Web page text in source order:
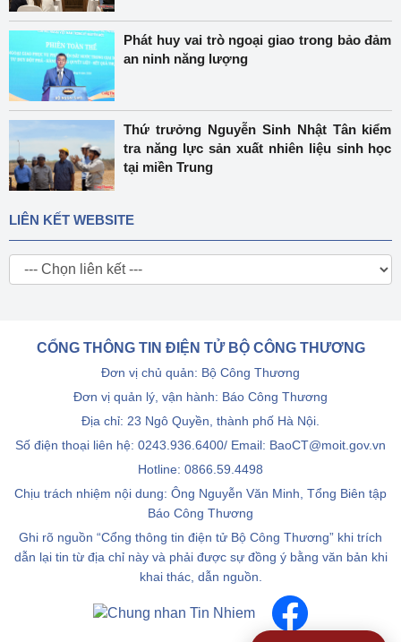
Phát huy vai trò ngoại giao trong bảo đảm
an ninh năng lượng
Thứ trưởng Nguyễn Sinh Nhật Tân kiểm
tra năng lực sản xuất nhiên liệu sinh học
tại miền Trung
LIÊN KẾT WEBSITE
CỔNG THÔNG TIN ĐIỆN TỬ BỘ CÔNG THƯƠNG
Đơn vị chủ quản: Bộ Công Thương
Đơn vị quản lý, vận hành: Báo Công Thương
Địa chỉ: 23 Ngô Quyền, thành phố Hà Nội.
Số điện thoại liên hệ: 0243.936.6400/ Email: BaoCT@moit.gov.vn
Hotline: 0866.59.4498
Chịu trách nhiệm nội dung: Ông Nguyễn Văn Minh, Tổng Biên tập
Báo Công Thương
Ghi rõ nguồn “Cổng thông tin điện tử Bộ Công Thương” khi trích
dẫn lại tin từ địa chỉ này và phải được sự đồng ý bằng văn bản khi
khai thác, dẫn nguồn.